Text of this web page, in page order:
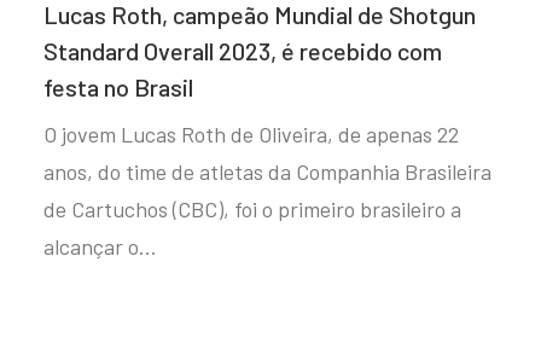
Lucas Roth, campeão Mundial de Shotgun
Standard Overall 2023, é recebido com
festa no Brasil
O jovem Lucas Roth de Oliveira, de apenas 22
anos, do time de atletas da Companhia Brasileira
de Cartuchos (CBC), foi o primeiro brasileiro a
alcançar o…